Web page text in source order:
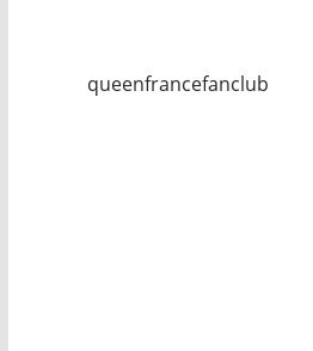
queenfrancefanclub